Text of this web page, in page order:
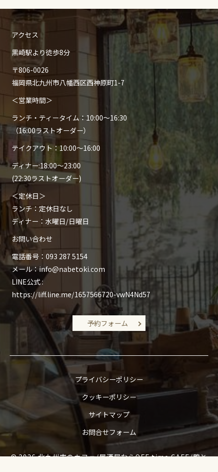
アクセス
黒崎駅より徒歩8分
〒806-0026
福岡県北九州市八幡西区西神原町1-7
＜営業時間＞
ランチ・ティータイム：10:00～16:30
（16:00ラストオーダー）
テイクアウト：10:00～16:00
​ディナー:18:00～23:00
(22:30ラストオーダー)
＜​定休日＞
ランチ：定休日なし
ディナー：水曜日/日曜日
お問い合わせ​
電話番号： 093 287 5154
メール：info@nabetoki.com
​LINE公式 :
https://liff.line.me/1657566720-vwN4Nd57
予約フォーム
プライバシーポリシー
クッキーポリシー
サイトマップ
お問合せフォーム
© 2026 北九州市のカフェ/居酒屋ならOFF time CAFE/鴨と